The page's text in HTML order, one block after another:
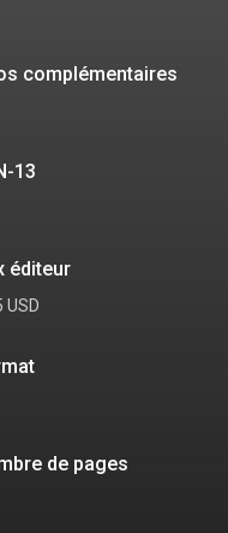
complémentaires
13
éditeur
USD
de pages